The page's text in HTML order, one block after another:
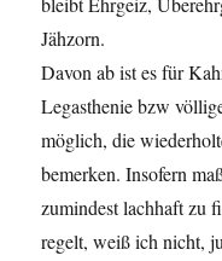
Jähzorn.
Davon ab ist es für
Legasthenie bzw
möglich, die
bemerken. Insofern
zumindest lachhaft zu
regelt, weiß ich nicht,